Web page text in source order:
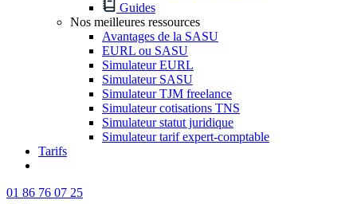
Guides
Nos meilleures ressources
Avantages de la SASU
EURL ou SASU
Simulateur EURL
Simulateur SASU
Simulateur TJM freelance
Simulateur cotisations TNS
Simulateur statut juridique
Simulateur tarif expert-comptable
Tarifs
01 86 76 07 25